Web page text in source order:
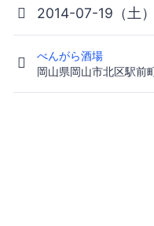
2014-07-19（土
べんがら酒場
岡山県岡山市北区駅前